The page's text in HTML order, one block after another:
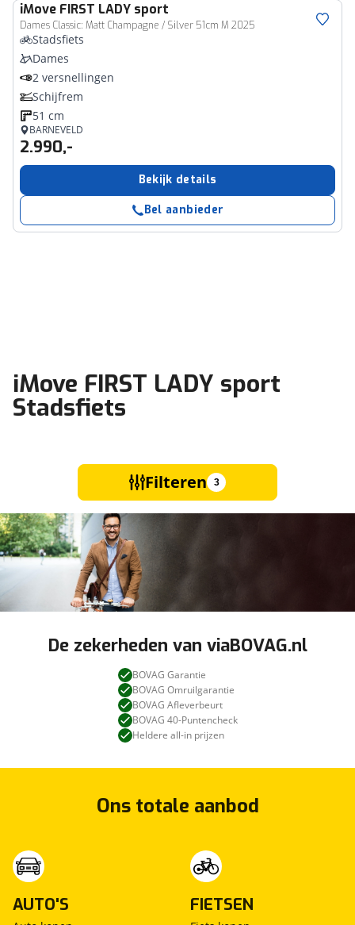
iMove FIRST LADY sport
Dames Classic: Matt Champagne / Silver 51cm M 2025
Stadsfiets
Dames
2 versnellingen
Schijfrem
51 cm
BARNEVELD
2.990,-
Bekijk details
Bel aanbieder
iMove FIRST LADY sport
Stadsfiets
Filteren 3
De zekerheden van viaBOVAG.nl
BOVAG Garantie
BOVAG Omruilgarantie
BOVAG Afleverbeurt
BOVAG 40-Puntencheck
Heldere all-in prijzen
Ons totale aanbod
AUTO'S FIETSEN